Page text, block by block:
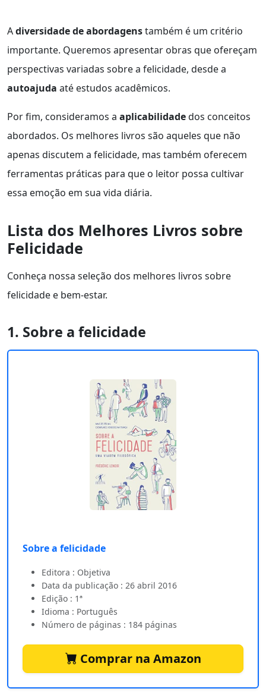
Adiversidade de abordagenstambém é um critério
importante. Queremos apresentar obras que ofereçam
perspectivas variadas sobre a felicidade, desde a
autoajuda até estudos acadêmicos.
Por fim, consideramos a aplicabilidadedos conceitos
abordados. Os melhores livros são aqueles que não
apenas discutem a felicidade, mas também oferecem
ferramentas práticas para que o leitor possa cultivar
essa emoção em sua vida diária.
Lista dos Melhores Livros sobre
Felicidade
Conheça nossa seleção dos melhores livros sobre
felicidade e bem-estar.
1. Sobre a felicidade
Sobre a felicidade
Editora : Objetiva
Data da publicação : 26 abril 2016
Edição : 1ª
Idioma : Português
Número de páginas : 184 páginas
Comprar na Amazon